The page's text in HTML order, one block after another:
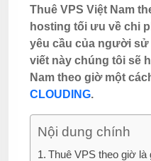
Thuê VPS Việt Nam
hosting tối ưu về chi
yêu cầu của người sử
viết này chúng tôi sẽ
Nam theo giờ một
CLOUDING.
Nội dung chính
Thuê VPS theo giờ là